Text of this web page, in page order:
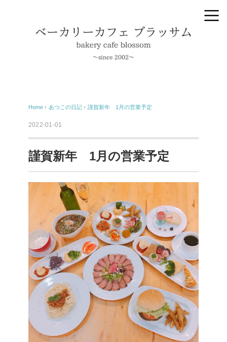
Home › あつこの日記 › 謹賀新年 1月の営業予定
2022-01-01
謹賀新年 1月の営業予定